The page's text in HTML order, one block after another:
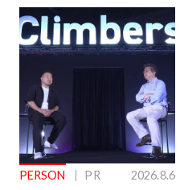
ジ会員特典あり】
PERSON PR 2026.8.6